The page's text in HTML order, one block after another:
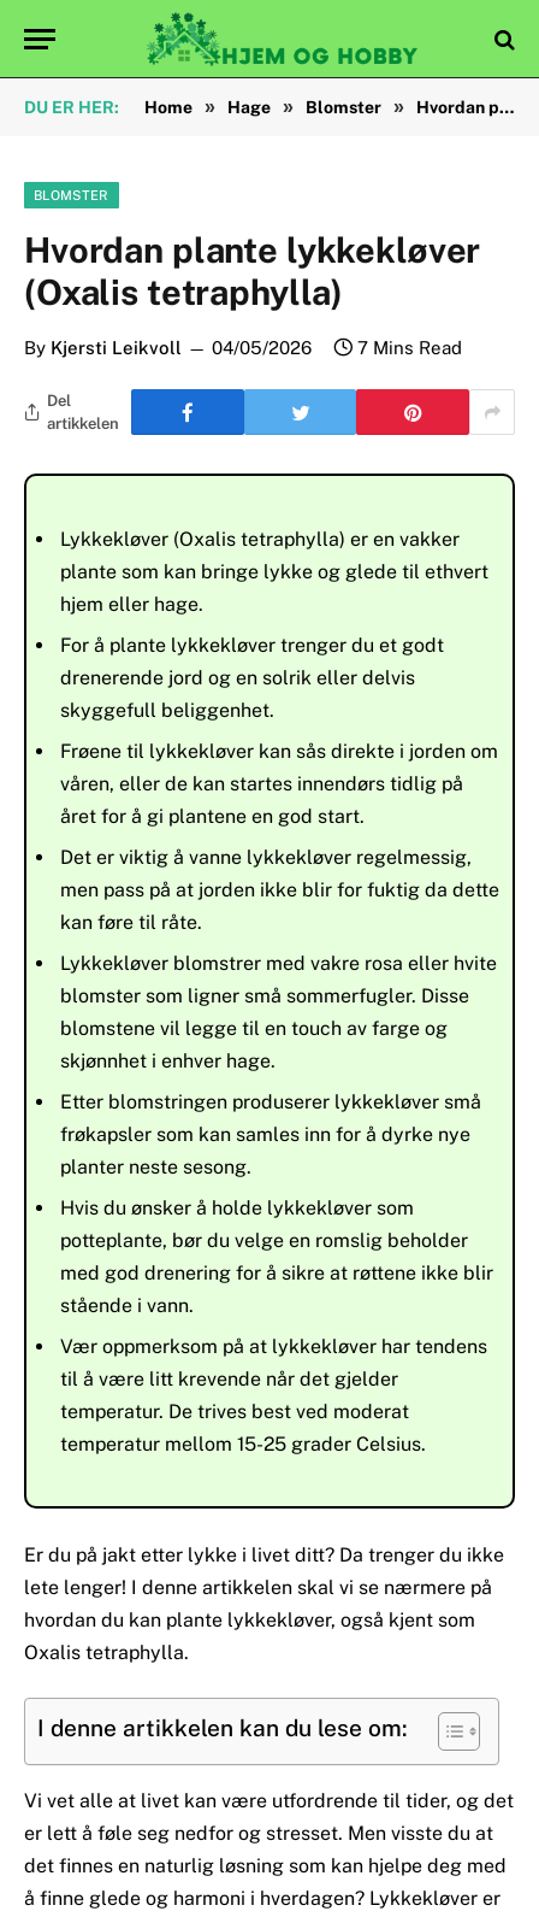
DU ER HER: Home » Hage » Blomster » Hvordan plante lykkekløver (Oxalis tetraphylla)
BLOMSTER
Hvordan plante lykkekløver
(Oxalis tetraphylla)
By Kjersti Leikvoll 04/05/2026 7 Mins Read
Del
artikkelen
Lykkekløver (Oxalis tetraphylla) er en vakker
plante som kan bringe lykke og glede til ethvert
hjem eller hage.
For å plante lykkekløver trenger du et godt
drenerende jord og en solrik eller delvis
skyggefull beliggenhet.
Frøene til lykkekløver kan sås direkte i jorden om
våren, eller de kan startes innendørs tidlig på
året for å gi plantene en god start.
Det er viktig å vanne lykkekløver regelmessig,
men pass på at jorden ikke blir for fuktig da dette
kan føre til råte.
Lykkekløver blomstrer med vakre rosa eller hvite
blomster som ligner små sommerfugler. Disse
blomstene vil legge til en touch av farge og
skjønnhet i enhver hage.
Etter blomstringen produserer lykkekløver små
frøkapsler som kan samles inn for å dyrke nye
planter neste sesong.
Hvis du ønsker å holde lykkekløver som
potteplante, bør du velge en romslig beholder
med god drenering for å sikre at røttene ikke blir
stående i vann.
Vær oppmerksom på at lykkekløver har tendens
til å være litt krevende når det gjelder
temperatur. De trives best ved moderat
temperatur mellom 15-25 grader Celsius.
Er du på jakt etter lykke i livet ditt? Da trenger du ikke
lete lenger! I denne artikkelen skal vi se nærmere på
hvordan du kan plante lykkekløver, også kjent som
Oxalis tetraphylla.
I denne artikkelen kan du lese om:
Vi vet alle at livet kan være utfordrende til tider, og det
er lett å føle seg nedfor og stresset. Men visste du at
det finnes en naturlig løsning som kan hjelpe deg med
å finne glede og harmoni i hverdagen? Lykkekløver er